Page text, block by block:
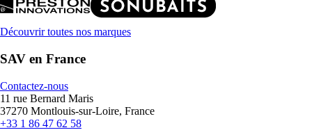
Découvrir toutes nos marques
SAV en France
Contactez-nous
11 rue Bernard Maris
37270 Montlouis-sur-Loire, France
+33 1 86 47 62 58